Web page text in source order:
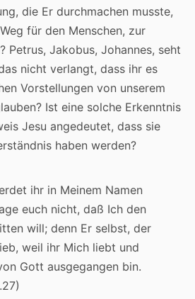
die Er durchmachen musste,
für den Menschen, zur
Petrus, Jakobus, Johannes, seht
nicht verlangt, dass ihr es
Vorstellungen von unserem
Ist eine solche Erkenntnis
Jesu angedeutet, dass sie
haben werden?
ihr in Meinem Namen
euch nicht, daß Ich den
will; denn Er selbst, der
weil ihr Mich liebt und
Gott ausgegangen bin.